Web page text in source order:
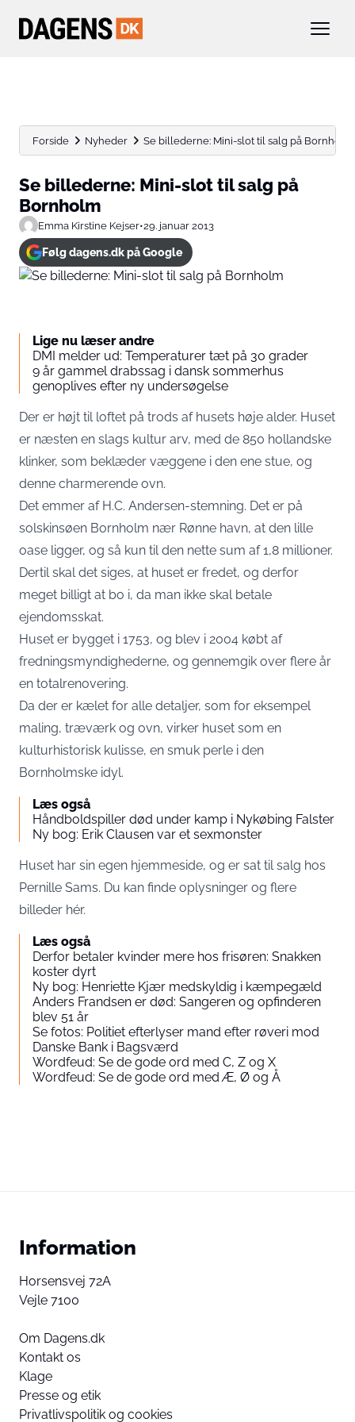
Forside Nyheder Se billederne: Mini-slot til salg på Bornholm
Se billederne: Mini-slot til salg på
Bornholm
Emma Kirstine Kejser•29. januar 2013
Følg dagens.dk på Google
Lige nu læser andre
DMI melder ud: Temperaturer tæt på 30 grader
9 år gammel drabssag i dansk sommerhus
genoplives efter ny undersøgelse
Der er højt til loftet på trods af husets høje alder. Huset
er næsten en slags kultur arv, med de 850 hollandske
klinker, som beklæder væggene i den ene stue, og
denne charmerende ovn.
Det emmer af H.C. Andersen-stemning. Det er på
solskinsøen Bornholm nær Rønne havn, at den lille
oase ligger, og så kun til den nette sum af 1,8 millioner.
Dertil skal det siges, at huset er fredet, og derfor
meget billigt at bo i, da man ikke skal betale
ejendomsskat.
Huset er bygget i 1753, og blev i 2004 købt af
fredningsmyndighederne, og gennemgik over flere år
en totalrenovering.
Da der er kælet for alle detaljer, som for eksempel
maling, træværk og ovn, virker huset som en
kulturhistorisk kulisse, en smuk perle i den
Bornholmske idyl.
Læs også
Håndboldspiller død under kamp i Nykøbing Falster
Ny bog: Erik Clausen var et sexmonster
Huset har sin egen hjemmeside, og er sat til salg hos
Pernille Sams. Du kan finde oplysninger og flere
billeder hér.
Læs også
Derfor betaler kvinder mere hos frisøren: Snakken
koster dyrt
Ny bog: Henriette Kjær medskyldig i kæmpegæld
Anders Frandsen er død: Sangeren og opfinderen
blev 51 år
Se fotos: Politiet efterlyser mand efter røveri mod
Danske Bank i Bagsværd
Wordfeud: Se de gode ord med C, Z og X
Wordfeud: Se de gode ord med Æ, Ø og Å
Information
Horsensvej 72A
Vejle 7100
Om Dagens.dk
Kontakt os
Klage
Presse og etik
Privatlivspolitik og cookies